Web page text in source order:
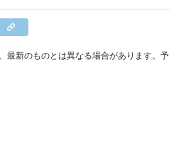
最新のものとは異なる場合があります。予